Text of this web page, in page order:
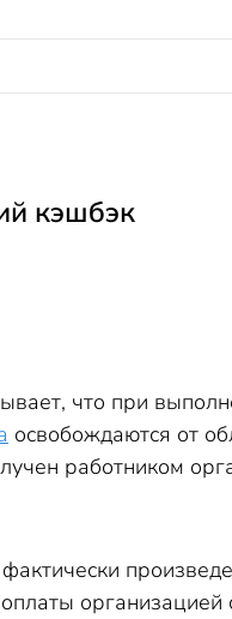
кэшбэк
что при
освобождаются от
работником
организацией